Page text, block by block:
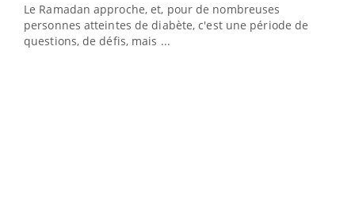
Le Ramadan approche, et, pour de nombreuses
personnes atteintes de diabète, c'est une période de
questions, de défis, mais ...
Un établissement lié à un groupe mutualiste innove en
matière de bilan de santé : l'utilisation d'un « jumeau